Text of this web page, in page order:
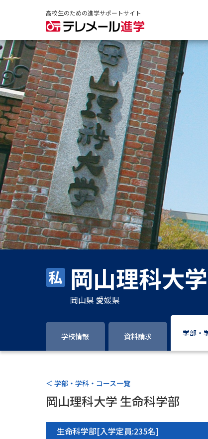
高校生のための進学サポートサイト
岡山理科大学
岡山県 愛媛県
学校情報 資料請求 学部・
＜ 学部・学科・コース一覧
岡山理科大学 生命科学部
生命科学部[入学定員:235名]